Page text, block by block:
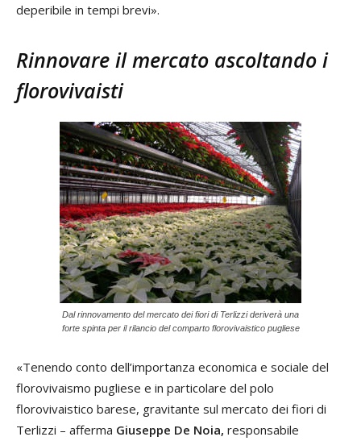
deperibile in tempi brevi».
Rinnovare il mercato ascoltando i
florovivaisti
Dal rinnovamento del mercato dei fiori di Terlizzi deriverà una
forte spinta per il rilancio del comparto florovivaistico pugliese
«Tenendo conto dell’importanza economica e sociale del
florovivaismo pugliese e in particolare del polo
florovivaistico barese, gravitante sul mercato dei fiori di
Terlizzi – afferma Giuseppe De Noia, responsabile